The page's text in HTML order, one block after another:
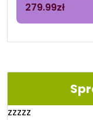
279.99zł
zzzzz